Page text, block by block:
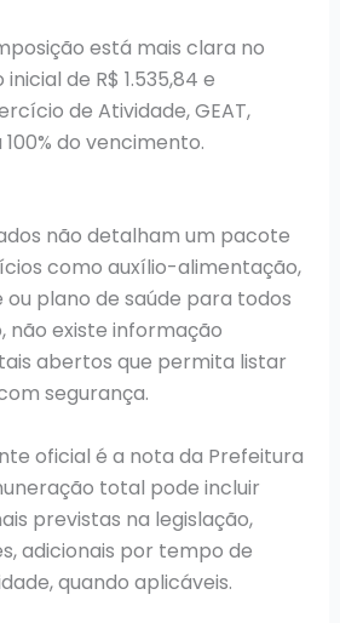
está mais clara no
de R$ 1.535,84 e
de Atividade, GEAT,
do vencimento.
não detalham um pacote
como auxílio-alimentação,
plano de saúde para todos
não existe informação
abertos que permita listar
segurança.
oficial é a nota da Prefeitura
total pode incluir
previstas na legislação,
adicionais por tempo de
quando aplicáveis.